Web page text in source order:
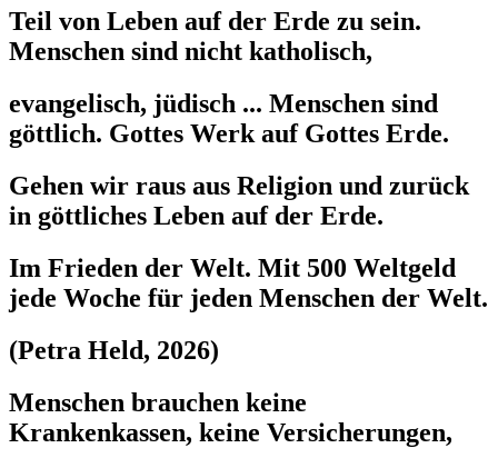
Teil von Leben auf der Erde zu sein.
Menschen sind nicht katholisch,
evangelisch, jüdisch ... Menschen sind
göttlich. Gottes Werk auf Gottes Erde.
Gehen wir raus aus Religion und zurück
in göttliches Leben auf der Erde.
Im Frieden der Welt. Mit 500 Weltgeld
jede Woche für jeden Menschen der Welt.
(Petra Held, 2026)
Menschen brauchen keine
Krankenkassen, keine Versicherungen,